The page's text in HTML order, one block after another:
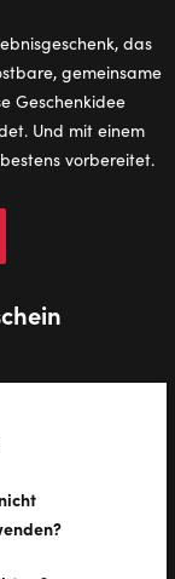
das
gemeinsame
Geschenkidee
Und mit einem
vorbereitet.